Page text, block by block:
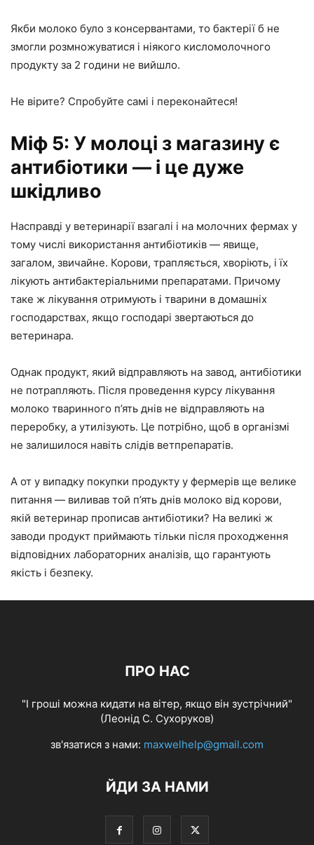
Якби молоко було з консервантами, то бактерії б не
змогли розмножуватися і ніякого кисломолочного
продукту за 2 години не вийшло.
Не вірите? Спробуйте самі і переконайтеся!
Міф 5: У молоці з магазину є
антибіотики — і це дуже
шкідливо
Насправді у ветеринарії взагалі і на молочних фермах у
тому числі використання антибіотиків — явище,
загалом, звичайне. Корови, трапляється, хворіють, і їх
лікують антибактеріальними препаратами. Причому
таке ж лікування отримують і тварини в домашніх
господарствах, якщо господарі звертаються до
ветеринара.
Однак продукт, який відправляють на завод, антибіотики
не потрапляють. Після проведення курсу лікування
молоко тваринного п’ять днів не відправляють на
переробку, а утилізують. Це потрібно, щоб в організмі
не залишилося навіть слідів ветпрепаратів.
А от у випадку покупки продукту у фермерів ще велике
питання — виливав той п’ять днів молоко від корови,
якій ветеринар прописав антибіотики? На великі ж
заводи продукт приймають тільки після проходження
відповідних лабораторних аналізів, що гарантують
якість і безпеку.
ПРО НАС
"І гроші можна кидати на вітер, якщо він зустрічний"
(Леонід С. Сухоруков)
зв'язатися з нами: maxwelhelp@gmail.com
ЙДИ ЗА НАМИ